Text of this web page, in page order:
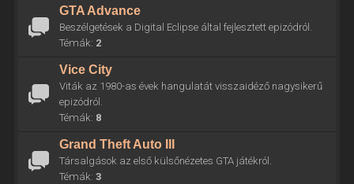
GTA Advance
Beszélgetések a Digital Eclipse által fejlesztett epizódról.
Témák: 2
Vice City
Viták az 1980-as évek hangulatát visszaidéző nagysikerű
epizódról.
Témák: 8
Grand Theft Auto III
Társalgások az első külsőnézetes GTA játékról.
Témák: 3